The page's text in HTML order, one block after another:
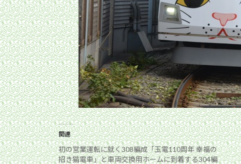
関連
初の営業運転に就く308編成「玉電110周年 幸福の
招き猫電車」と車両交換用ホームに到着する304編